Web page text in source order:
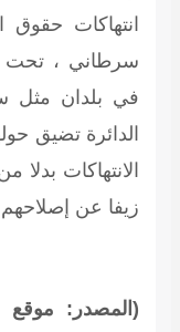
انتهاكات حقوق
سرطاني ، تحت
في بلدان مثل
الدائرة تضيق
الانتهاكات
زيفا عن
(المصدر: موقع